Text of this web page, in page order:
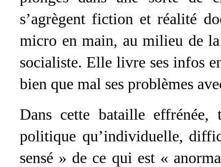
s’agrègent fiction et réalité
micro en main, au milieu de
socialiste. Elle livre ses infos
bien que mal ses problèmes
Dans cette bataille effrénée,
politique qu’individuelle,
sensé » de ce qui est «